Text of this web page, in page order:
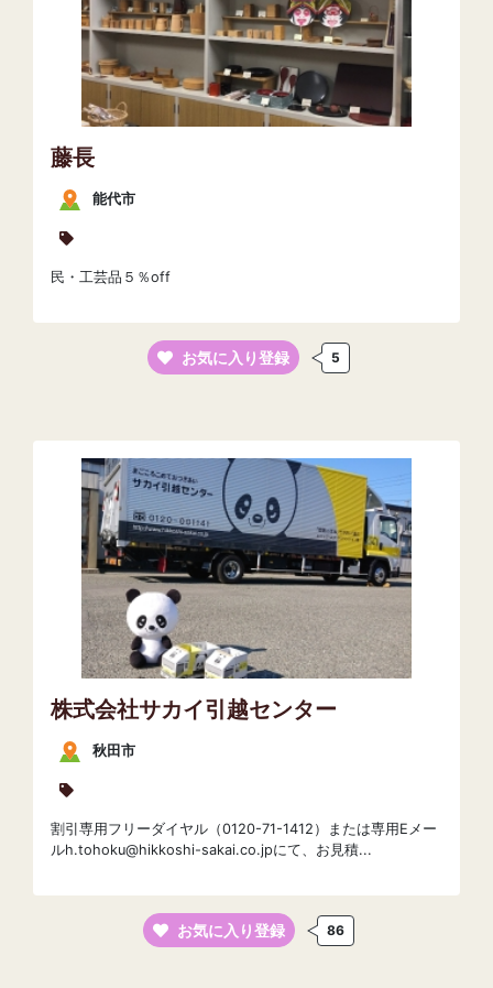
藤長
能代市
民・工芸品５％off
お気に入り登録 5
株式会社サカイ引越センター
秋田市
割引専用フリーダイヤル（0120-71-1412）または専用Eメー
ルh.tohoku@hikkoshi-sakai.co.jpにて、お見積...
お気に入り登録 86